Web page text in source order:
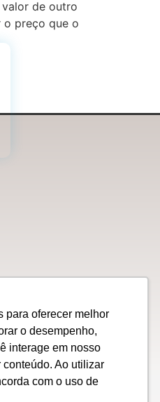
para oferecer melhor
o desempenho,
interage em nosso
Ao utilizar
com o uso de
de outro
o preço que o